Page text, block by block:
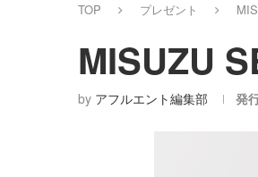
TOP プレゼント
MISUZU
by アフルエント編集部 発